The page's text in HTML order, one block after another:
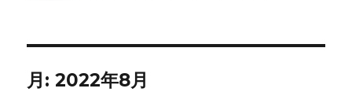
月:2022年8月